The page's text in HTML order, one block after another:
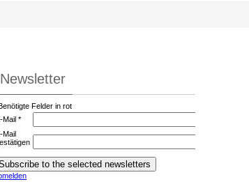
Newsletter